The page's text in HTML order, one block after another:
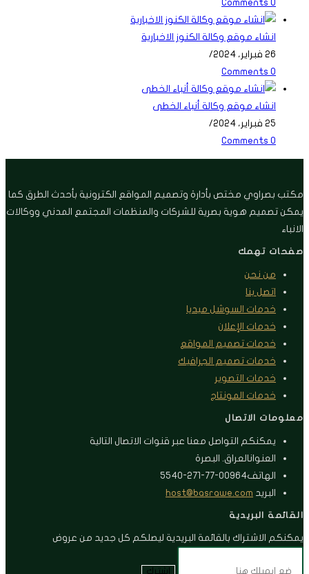
0 Comments
انشاء موقع وكالة الكنوز الاخبارية
26 فبراير، 2024
/
0 Comments
انشاء موقع وكالة أنباء الخطى
25 فبراير، 2024
/
0 Comments
مكتب بصراوي مختص بأدارة وتصميم المواقع الكترونية بأحدث الطرق كما
يمكن تصميم هوية بصرية للشركات والمنظمات المجتمع المدني ووكالات
الانباء
صفحات تهمك
من نحن
اتصل بنا
خدمات السوشل ميديا
خدمات الإعلان
خدمات تصميم المواقع
خدمات تصميم الجرافيك
خدمات التصوير
خدمات المونتاج
معلومات الاتصال
يمكنكم التواصل معنا عبر قنوات الاتصال التالية
العنوانالعراق. البصرة
الهاتف00964-77-271-5540
البريد host@basrawe.com
application
القائمة البريدية
يمكنكم الاشتراك بالقائمة البريدية ليصلكم كل جديد من عروض
اشترك